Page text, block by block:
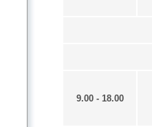
9.00 - 18.00